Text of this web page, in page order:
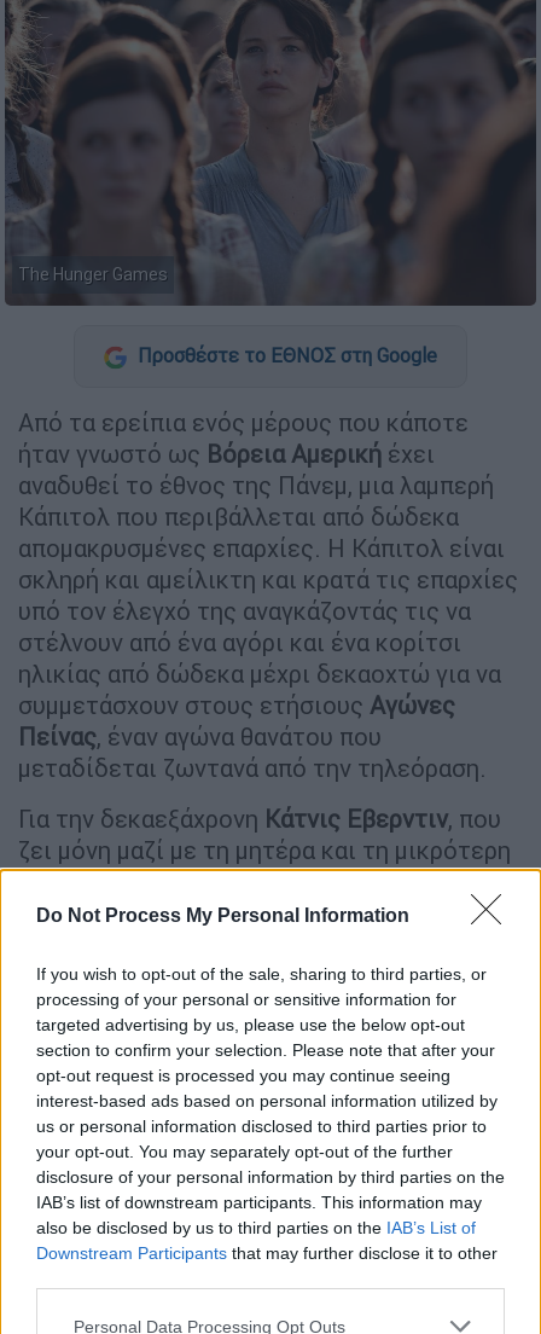
Do Not Process My Personal Information
If you wish to opt-out of the sale, sharing to third parties, or
processing of your personal or sensitive information for
targeted advertising by us, please use the below opt-out
section to confirm your selection. Please note that after your
opt-out request is processed you may continue seeing
interest-based ads based on personal information utilized by
us or personal information disclosed to third parties prior to
your opt-out. You may separately opt-out of the further
disclosure of your personal information by third parties on the
IAB’s list of downstream participants. This information may
also be disclosed by us to third parties on the IAB’s List of
Downstream Participants that may further disclose it to other
Please note that this website/app uses one or more Google
Personal Data Processing Opt Outs
The Hunger Games
Προσθέστε το ΕΘΝΟΣ στη Google
Από τα ερείπια ενός μέρους που κάποτε
ήταν γνωστό ως Βόρεια Αμερική έχει
αναδυθεί το έθνος της Πάνεμ, μια λαμπερή
Κάπιτολ που περιβάλλεται από δώδεκα
απομακρυσμένες επαρχίες. Η Κάπιτολ είναι
σκληρή και αμείλικτη και κρατά τις επαρχίες
υπό τον έλεγχό της αναγκάζοντάς τις να
στέλνουν από ένα αγόρι και ένα κορίτσι
ηλικίας από δώδεκα μέχρι δεκαοχτώ για να
συμμετάσχουν στους ετήσιους Αγώνες
Πείνας, έναν αγώνα θανάτου που
μεταδίδεται ζωντανά από την τηλεόραση.
Για την δεκαεξάχρονη Κάτνις Εβερντιν, που
ζει μόνη μαζί με τη μητέρα και τη μικρότερη
αδερφή της, η απόφαση της να πάρει
εθελοντικά τη θέση της αδερφής της στους
θανατική ποινή. Όμως η Κάτνις έχει φτάσει
κι άλλη φορά κοντά στο θάνατο - και η
επιβίωση είναι δεύτερη φύση για εκείνη.
Χωρίς να το επιδιώκει πραγματικά,
διεκδικεί σοβαρά τη νίκη. Αλλά για να
νικήσει, θα πρέπει να αρχίσει να κάνει
επιλογές που φέρνουν σε σύγκρουση την
επιβίωση με την ανθρωπιά και την αγάπη με
τον έρωτα.